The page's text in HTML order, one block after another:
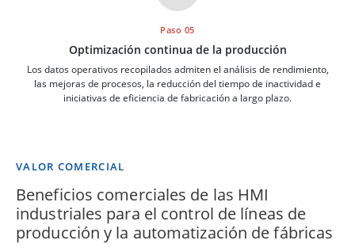
Paso 05
Optimización continua de la producción
Los datos operativos recopilados admiten el análisis de rendimiento,
las mejoras de procesos, la reducción del tiempo de inactividad e
iniciativas de eficiencia de fabricación a largo plazo.
VALOR COMERCIAL
Beneficios comerciales de las HMI
industriales para el control de líneas de
producción y la automatización de fábricas